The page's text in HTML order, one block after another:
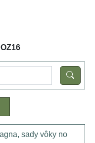
OZ16
sady vôky no